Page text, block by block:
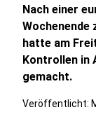
Nach einer
Wochenende
hatte am
Kontrollen in
gemacht.
Veröffentlicht: